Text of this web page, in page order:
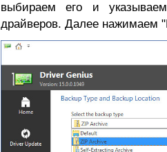
выбираем его и
драйверов. Далее нажимаем